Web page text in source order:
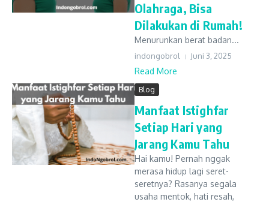
Olahraga, Bisa
Dilakukan di Rumah!
Menurunkan berat badan...
indongobrol Juni 3, 2025
Read More
Blog
Manfaat Istighfar
Setiap Hari yang
Jarang Kamu Tahu
Hai kamu! Pernah nggak
merasa hidup lagi seret-
seretnya? Rasanya segala
usaha mentok, hati resah,